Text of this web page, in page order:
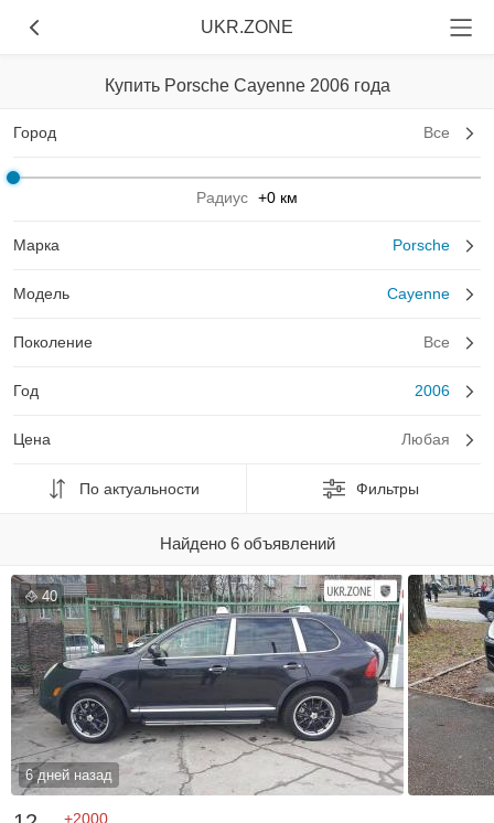
UKR.ZONE
Купить Porsche Cayenne 2006 года
Город Все
Радиус +0 км
Марка Porsche
Модель Cayenne
Поколение Все
Год 2006
Цена Любая
По актуальности Фильтры
Найдено 6 объявлений
40
6 дней назад
+2000